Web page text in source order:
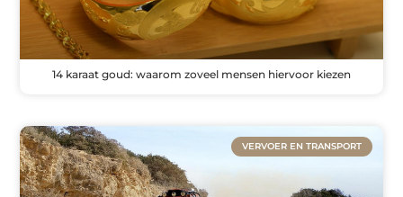
14 karaat goud: waarom zoveel mensen hiervoor kiezen
VERVOER EN TRANSPORT